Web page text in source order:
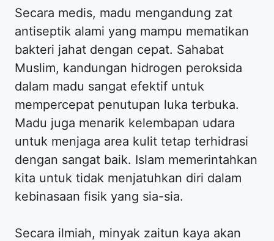
Secara medis, madu mengandung zat
antiseptik alami yang mampu mematikan
bakteri jahat dengan cepat. Sahabat
Muslim, kandungan hidrogen peroksida
dalam madu sangat efektif untuk
mempercepat penutupan luka terbuka.
Madu juga menarik kelembapan udara
untuk menjaga area kulit tetap terhidrasi
dengan sangat baik. Islam memerintahkan
kita untuk tidak menjatuhkan diri dalam
kebinasaan fisik yang sia-sia.
Secara ilmiah, minyak zaitun kaya akan